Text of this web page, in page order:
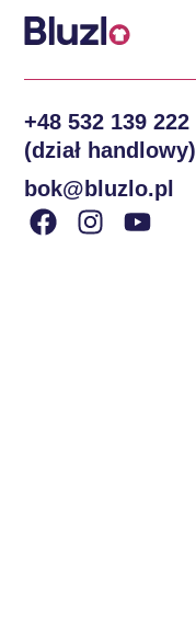
+48 532 139 222
(dział handlowy)
bok@bluzlo.pl